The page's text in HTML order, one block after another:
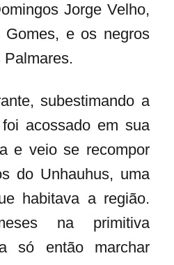
Jorge Velho,
e os negros
Palmares.
subestimando a
acossado em sua
e veio se recompor
do Unhauhus, uma
habitava a região.
na primitiva
só então marchar